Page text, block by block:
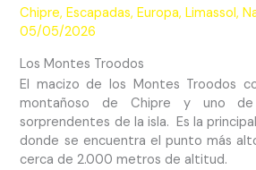
Chipre,Escapadas,Europa,Limassol,
05/05/2026
Los Montes Troodos
El macizo de los Montes Troodos
montañoso de Chipre y uno
sorprendentes de la isla. Es la
donde se encuentra el punto más
cerca de 2.000 metros de altitud.